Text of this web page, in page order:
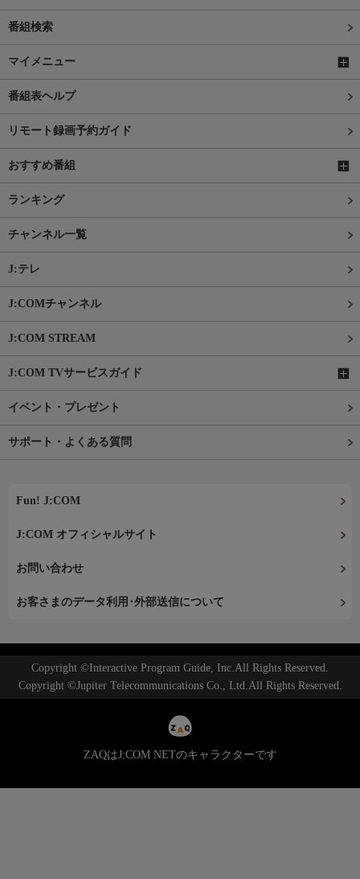
番組検索
マイメニュー
番組表ヘルプ
リモート録画予約ガイド
おすすめ番組
ランキング
チャンネル一覧
J:テレ
J:COMチャンネル
J:COM STREAM
J:COM TVサービスガイド
イベント・プレゼント
サポート・よくある質問
Fun! J:COM
J:COM オフィシャルサイト
お問い合わせ
お客さまのデータ利用･外部送信について
Copyright ©Interactive Program Guide, Inc.All Rights Reserved.
Copyright ©Jupiter Telecommunications Co., Ltd.All Rights Reserved.
ZAQはJ:COM NETのキャラクターです